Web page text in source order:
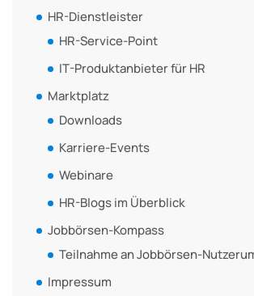
HR-Dienstleister
HR-Service-Point
IT-Produktanbieter für HR
Marktplatz
Downloads
Karriere-Events
Webinare
HR-Blogs im Überblick
Jobbörsen-Kompass
Teilnahme an Jobbörsen-
Impressum